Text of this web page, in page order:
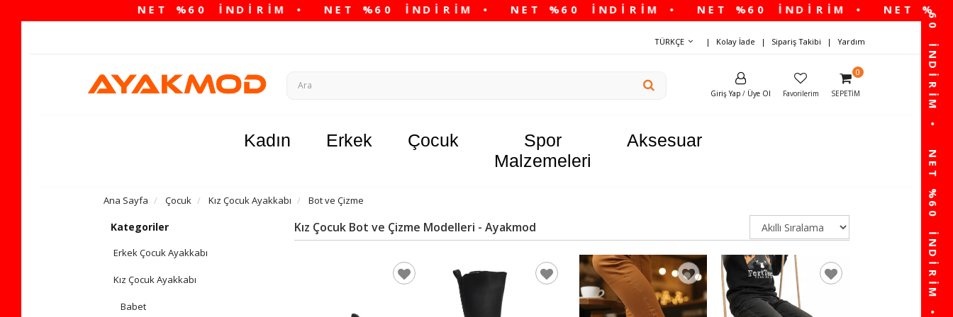
TÜRKÇE Kolay İade Sipariş Takibi Yardım
Giriş Yap / Üye Ol Favorilerim
0
SEPETIM
Kadın Erkek Çocuk
Spor
Malzemeleri
Aksesuar
Ana Sayfa Çocuk Kız Çocuk Ayakkabı Bot ve Çizme
Kategoriler
Erkek Çocuk Ayakkabı
Kız Çocuk Ayakkabı
Babet
Kız Çocuk Bot ve Çizme Modelleri - Ayakmod